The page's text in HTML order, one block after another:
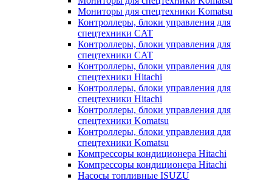
Мониторы для спецтехники Komatsu
Контроллеры, блоки управления для
спецтехники CAT
Контроллеры, блоки управления для
спецтехники CAT
Контроллеры, блоки управления для
спецтехники Hitachi
Контроллеры, блоки управления для
спецтехники Hitachi
Контроллеры, блоки управления для
спецтехники Komatsu
Контроллеры, блоки управления для
спецтехники Komatsu
Компрессоры кондиционера Hitachi
Компрессоры кондиционера Hitachi
Насосы топливные ISUZU